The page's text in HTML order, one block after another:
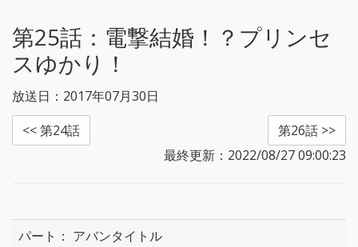
第25話： 電撃結婚！？プリンセ
スゆかり！
放送日：2017年07月30日
<< 第24話
第26話 >>
最終更新：2022/08/27 09:00:23
アバンタイトル